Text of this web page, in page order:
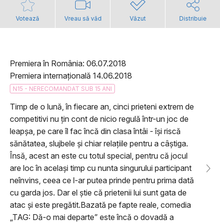
Votează Vreau să văd Văzut Distribuie
Premiera în România: 06.07.2018
Premiera internațională 14.06.2018
N15 - NERECOMANDAT SUB 15 ANI
Timp de o lună, în fiecare an, cinci prieteni extrem de
competitivi nu ţin cont de nicio regulă într-un joc de
leapşa, pe care îl fac încă din clasa întâi - îşi riscă
sănătatea, slujbele şi chiar relaţiile pentru a câştiga.
Însă, acest an este cu totul special, pentru că jocul
are loc în acelaşi timp cu nunta singurului participant
neînvins, ceea ce l-ar putea prinde pentru prima dată
cu garda jos. Dar el ştie că prietenii lui sunt gata de
atac şi este pregătit.Bazată pe fapte reale, comedia
„TAG: Dă-o mai departe” este încă o dovadă a